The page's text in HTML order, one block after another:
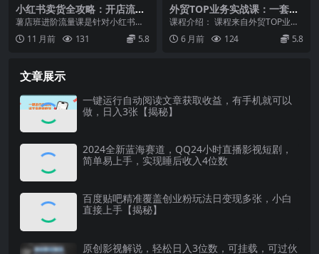
小红书卖货全攻略：开店流
程、选品上架、账号运营、流
量获取及爆款优化，轻松变现
薯店班进阶流量课‌是针对小红书电
商运营者的升级课程，聚焦流量获
取与变...
11 月前 131 5.8
外贸TOP业务实战课：一套从
市场调研、客户开发到成交复
课程介绍： 课程来自外贸TOP业务
课。460+节精品课程，约10000分
钟。从市...
6 月前 124 5.8
文章展示
一键运行自动阅读文章获取收益，有手机就可以
做，日入3张【揭秘】
2024全新蓝海赛道，QQ24小时直播影视短剧，
简单易上手，实现睡后收入4位数
百度贴吧精准覆盖创业粉玩法日变现多张，小白
直接上手【揭秘】
原创影视解说，轻松日入3位数，可挂载，可过伙